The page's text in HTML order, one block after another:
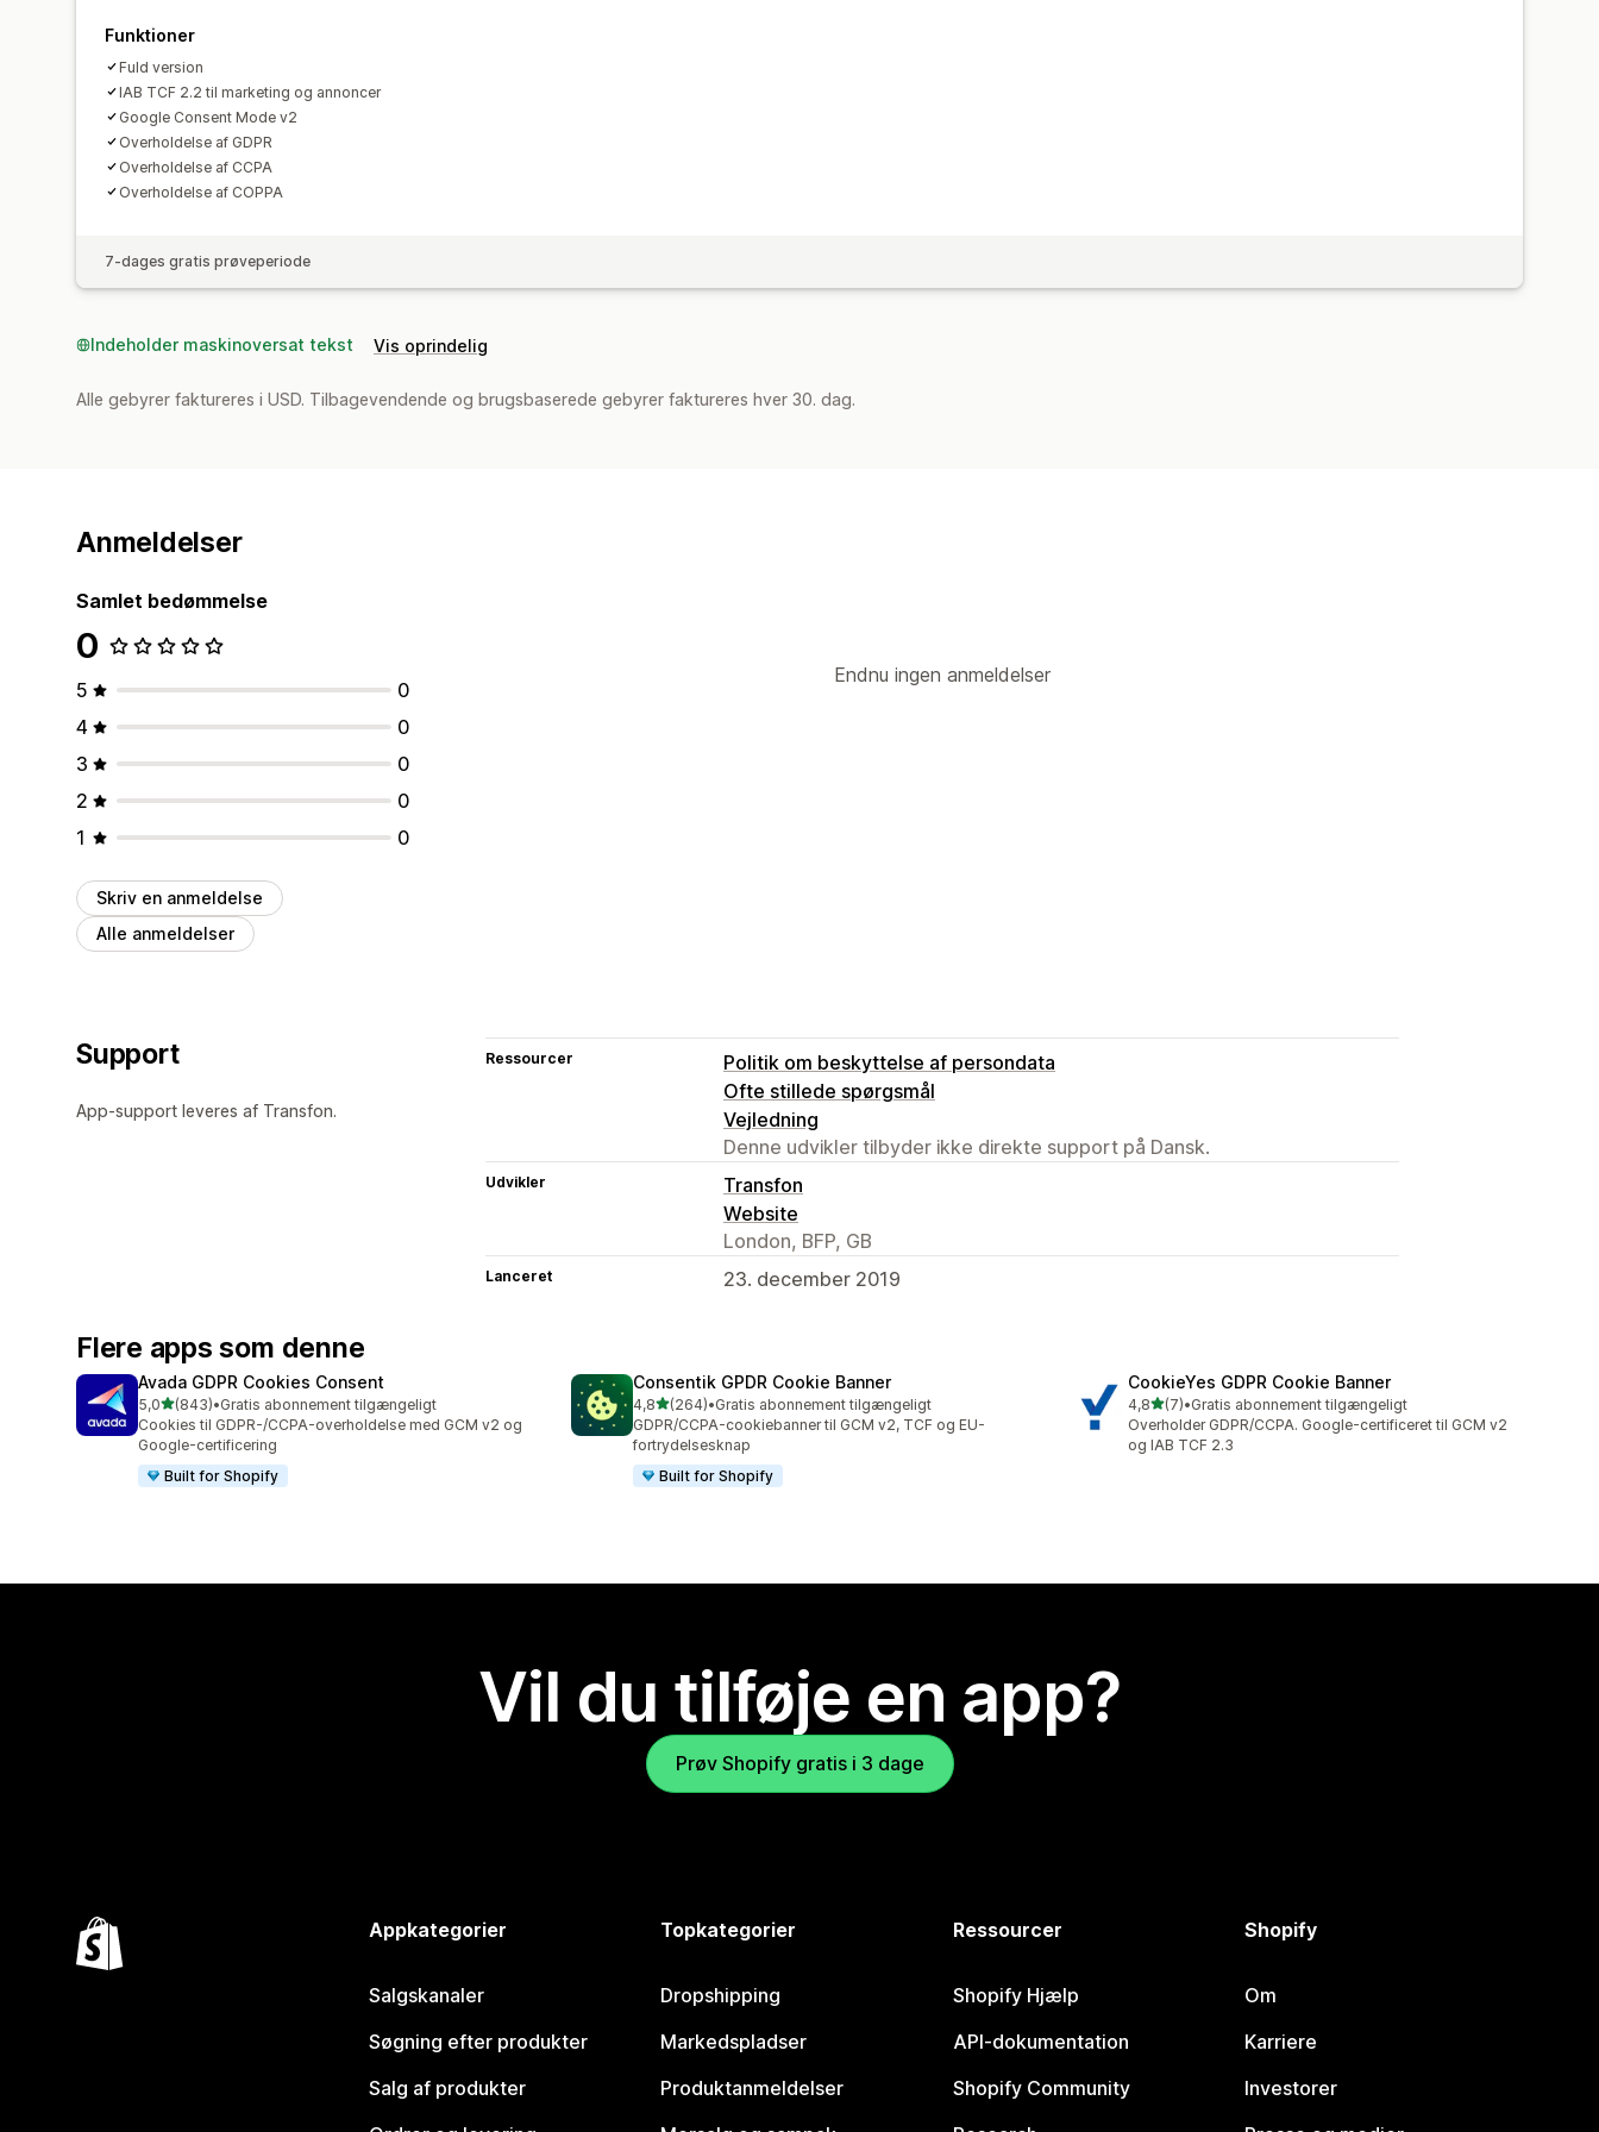
Funktioner
Fuld version
IAB TCF 2.2 til marketing og annoncer
Google Consent Mode v2
Overholdelse af GDPR
Overholdelse af CCPA
Overholdelse af COPPA
7-dages gratis prøveperiode
Indeholder maskinoversat tekst Vis oprindelig
Alle gebyrer faktureres i USD. Tilbagevendende og brugsbaserede gebyrer faktureres hver 30. dag.
Anmeldelser
Samlet bedømmelse
0
5
0
4
0
3
0
2
0
1
0
Skriv en anmeldelse
Alle anmeldelser
Endnu ingen anmeldelser
Support
App-support leveres af Transfon.
Ressourcer
Politik om beskyttelse af persondata
Ofte stillede spørgsmål
Vejledning
Denne udvikler tilbyder ikke direkte support på Dansk.
Udvikler
Transfon
Website
London, BFP, GB
Lanceret 23. december 2019
Flere apps som denne
Avada GDPR Cookies Consent
5,0ud af 5 stjerner
(843)
843 anmeldelser i alt
•Gratis abonnement tilgængeligt
Cookies til GDPR-/CCPA-overholdelse med GCM v2 og
Google-certificering
Built for Shopify
Consentik GPDR Cookie Banner
4,8ud af 5 stjerner
(264)
264 anmeldelser i alt
•Gratis abonnement tilgængeligt
GDPR/CCPA-cookiebanner til GCM v2, TCF og EU-
fortrydelsesknap
Built for Shopify
CookieYes GDPR Cookie Banner
4,8ud af 5 stjerner
(7)
7 anmeldelser i alt
•Gratis abonnement tilgængeligt
Overholder GDPR/CCPA. Google-certificeret til GCM v2
og IAB TCF 2.3
Vil du tilføje en app?
Prøv Shopify gratis i 3 dage
Appkategorier
Salgskanaler
Søgning efter produkter
Salg af produkter
Topkategorier
Dropshipping
Markedspladser
Produktanmeldelser
Ressourcer
Shopify Hjælp
API-dokumentation
Shopify Community
Shopify
Om
Karriere
Investorer